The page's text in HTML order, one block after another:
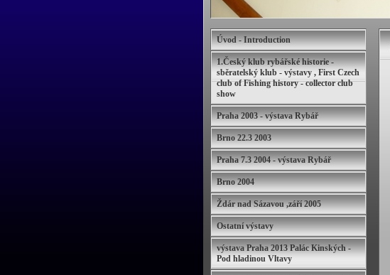
Úvod - Introduction
1.Český klub rybářské historie -
sběratelský klub - výstavy , First Czech
club of Fishing history - collector club
show
Praha 2003 - výstava Rybář
Brno 22.3 2003
Praha 7.3 2004 - výstava Rybář
Brno 2004
Ždár nad Sázavou ,září 2005
Ostatní výstavy
výstava Praha 2013 Palác Kinských -
Pod hladinou Vltavy